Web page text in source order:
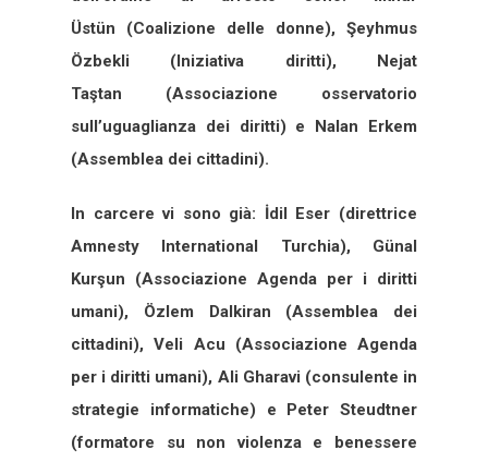
Üstün (Coalizione delle donne), Şeyhmus
Özbekli (Iniziativa diritti), Nejat
Taştan (Associazione osservatorio
sull’uguaglianza dei diritti) e Nalan Erkem
(Assemblea dei cittadini).
In carcere vi sono già: İdil Eser (direttrice
Amnesty International Turchia), Günal
Kurşun (Associazione Agenda per i diritti
umani), Özlem Dalkiran (Assemblea dei
cittadini), Veli Acu (Associazione Agenda
per i diritti umani), Ali Gharavi (consulente in
strategie informatiche) e Peter Steudtner
(formatore su non violenza e benessere